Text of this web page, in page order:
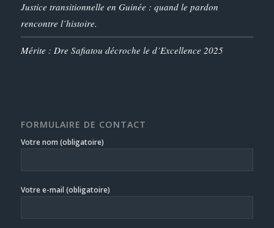
Justice transitionnelle en Guinée : quand le pardon
rencontre l’histoire.
Mérite : Dre Safiatou décroche le d’Excellence 2025
FORMULAIRE DE CONTACT
Votre nom (obligatoire)
Votre e-mail (obligatoire)